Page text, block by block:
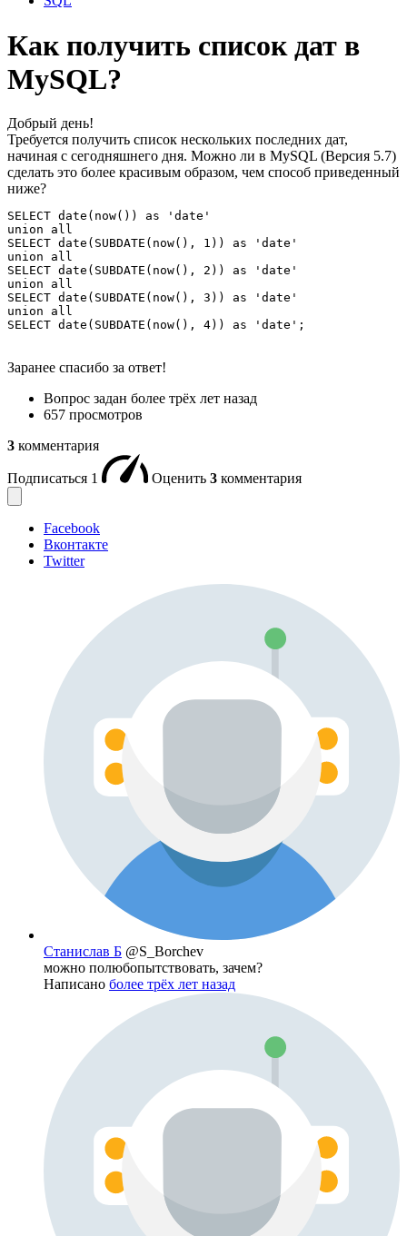
Как получить список дат в
MySQL?
Добрый день!
Требуется получить список нескольких последних дат,
начиная с сегодняшнего дня. Можно ли в MySQL (Версия 5.7)
сделать это более красивым образом, чем способ приведенный
ниже?
SELECT date(now()) as 'date'
union all
SELECT date(SUBDATE(now(), 1)) as 'date'
union all
SELECT date(SUBDATE(now(), 2)) as 'date'
union all
SELECT date(SUBDATE(now(), 3)) as 'date'
union all
SELECT date(SUBDATE(now(), 4)) as 'date';
Заранее спасибо за ответ!
Вопрос задан более трёх лет назад
657 просмотров
3 комментария
Подписаться 1 Оценить 3 комментария
Facebook
Вконтакте
Twitter
Станислав Б @S_Borchev
можно полюбопытствовать, зачем?
Написано более трёх лет назад